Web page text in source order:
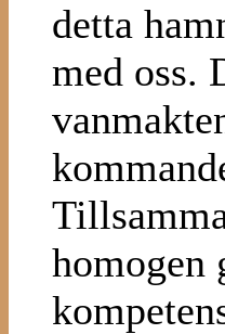
detta
med oss.
homogen